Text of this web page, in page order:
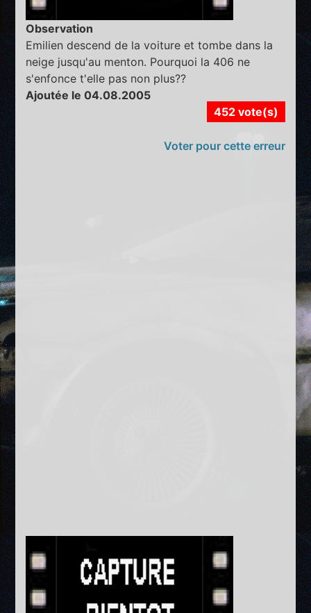
Observation
Emilien descend de la voiture et tombe dans la
neige jusqu'au menton. Pourquoi la 406 ne
s'enfonce t'elle pas non plus??
Ajoutée le 04.08.2005
452 vote(s)
Voter pour cette erreur